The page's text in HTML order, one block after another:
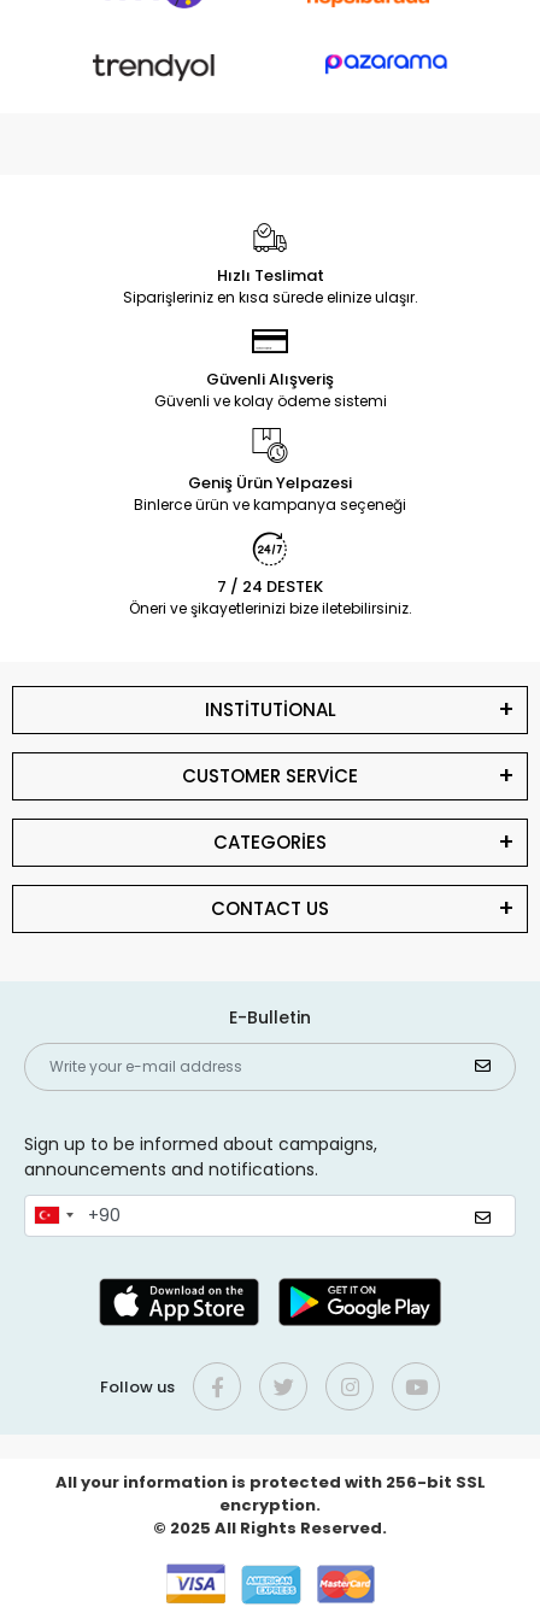
Hızlı Teslimat
Siparişleriniz en kısa sürede elinize ulaşır.
Güvenli Alışveriş
Güvenli ve kolay ödeme sistemi
Geniş Ürün Yelpazesi
Binlerce ürün ve kampanya seçeneği
7 / 24 DESTEK
Öneri ve şikayetlerinizi bize iletebilirsiniz.
INSTİTUTİONAL
CUSTOMER SERVİCE
CATEGORİES
CONTACT US
E-Bulletin
Sign up to be informed about campaigns,
announcements and notifications.
Follow us
All your information is protected with 256-bit SSL
encryption.
© 2025 All Rights Reserved.